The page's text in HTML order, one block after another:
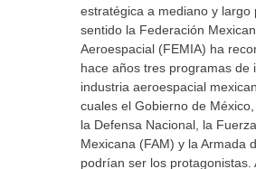
estratégica a mediano y largo
sentido la Federación
Aeroespacial (FEMIA) ha
hace años tres programas de
industria aeroespacial
cuales el Gobierno de México,
la Defensa Nacional, la
Mexicana (FAM) y la Armada
podrían ser los protagonistas.